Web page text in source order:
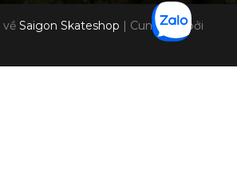
về Saigon Skateshop | Cung cấp bởi